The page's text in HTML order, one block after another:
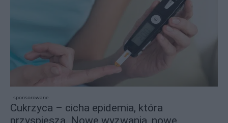
sponsorowane
Cukrzyca – cicha epidemia, która
przyspiesza. Nowe wyzwania, nowe